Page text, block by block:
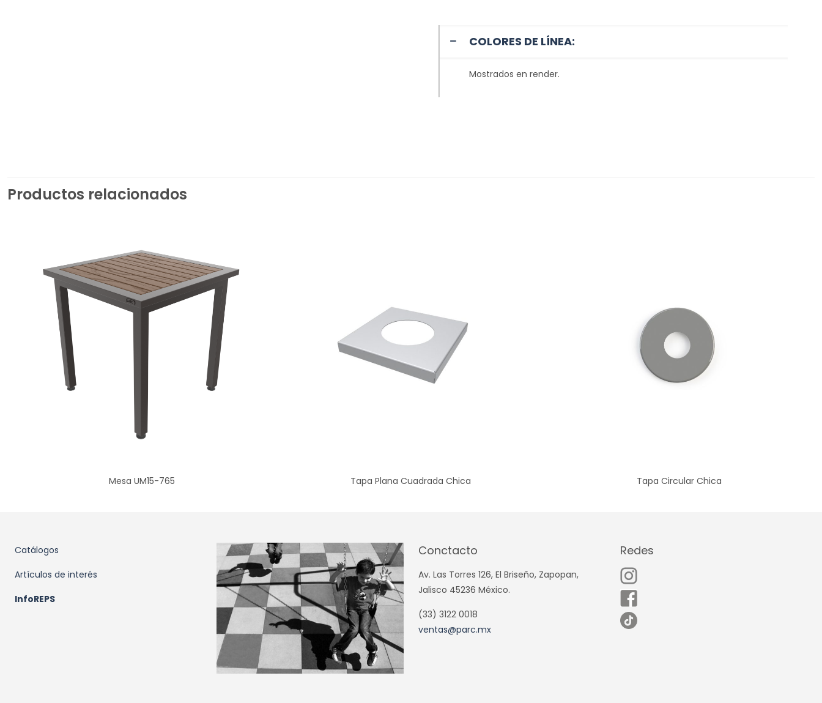
COLORES DE LÍNEA:
Mostrados en render.
Productos relacionados
Mesa UM15-765 Tapa Plana Cuadrada Chica Tapa Circular Chica
Catálogos
Artículos de interés
InfoREPS
Conctacto
Av. Las Torres 126, El Briseño, Zapopan,
Jalisco 45236 México.
(33) 3122 0018
ventas@parc.mx
Redes